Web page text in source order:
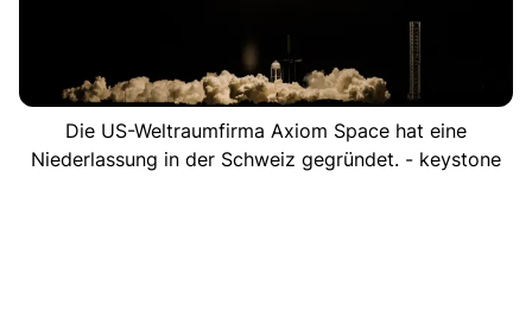
Die US-Weltraumfirma Axiom Space hat eine
Niederlassung in der Schweiz gegründet. - keystone